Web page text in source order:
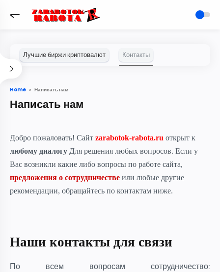
Home Написать нам
Написать нам
Добро пожаловать! Сайт zarabotok-rabota.ru открыт к
любому диалогу Для решения любых вопросов. Если у
Вас возникли какие либо вопросы по работе сайта,
предложения о сотрудничестве или любые другие
рекомендации, обращайтесь по контактам ниже.
Наши контакты для связи
По всем вопросам сотрудничество: